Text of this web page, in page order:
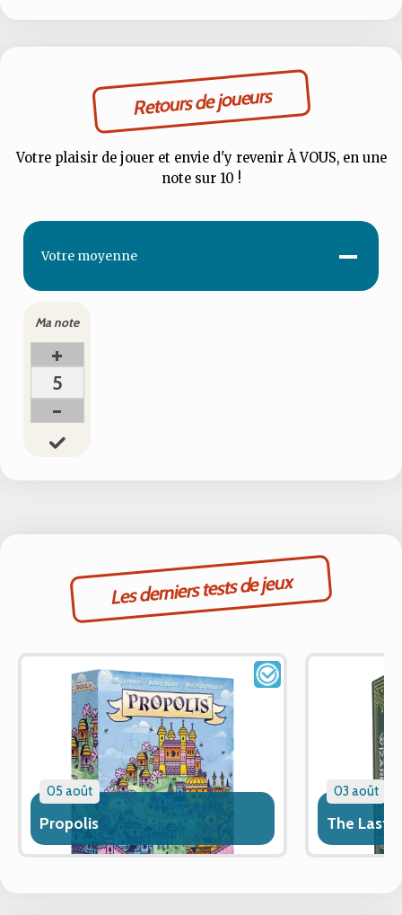
Retours de joueurs
Votre plaisir de jouer et envie d'y revenir À VOUS, en une
note sur 10 !
Votre moyenne -
Ma note
+
5
-
Les derniers tests de jeux
05 août
Propolis
03 août
The Last